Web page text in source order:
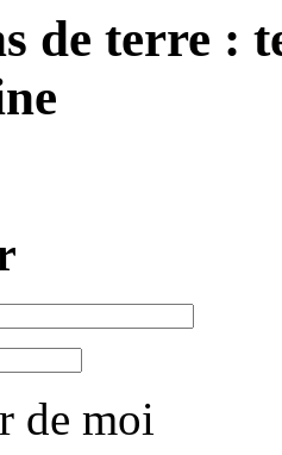
de terre :
de moi